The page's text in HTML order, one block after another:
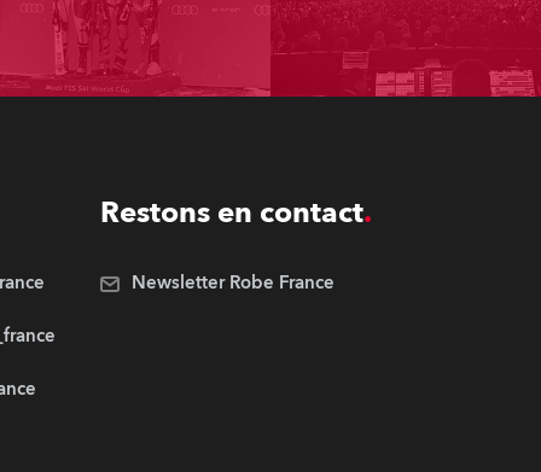
Restons en contact
Newsletter Robe France